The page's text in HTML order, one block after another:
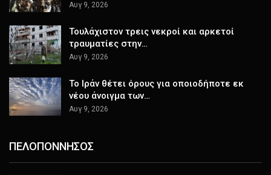
Αυγ 9, 2026
Τουλάχιστον τρεις νεκροί και αρκετοί
τραυματίες στην…
Αυγ 9, 2026
Το Ιράν θέτει όρους για οποιοδήποτε εκ
νέου άνοιγμα των…
Αυγ 9, 2026
ΠΕΛΟΠΟΝΝΗΣΟΣ